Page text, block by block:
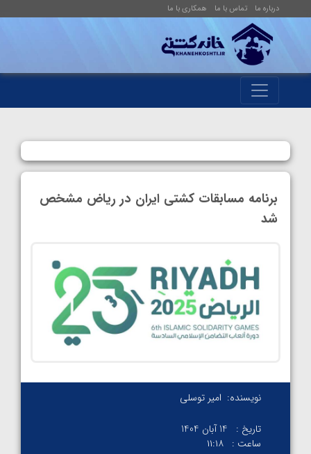
درباره ما تماس با ما همکاری با ما
برنامه مسابقات کشتی ایران در ریاض مشخص
شد
نویسنده: امیر توسلی
تاریخ :
14 آبان 1404
ساعت : ۱۱:۱۸